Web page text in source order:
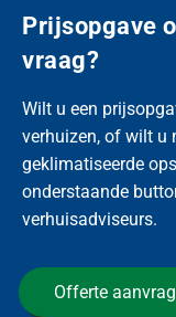
Prijsopgave
vraag?
Wilt u een
verhuizen, of wilt u
geklimatiseerde
onderstaande
verhuisadviseurs.
Offerte